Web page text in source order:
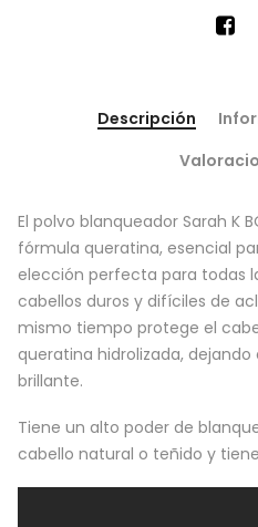
Descripción
El polvo blanqueador Sarah K
fórmula queratina, esencial
elección perfecta para todas
cabellos duros y difíciles de
mismo tiempo protege el
queratina hidrolizada,
brillante.
Tiene un alto poder de
cabello natural o teñido y